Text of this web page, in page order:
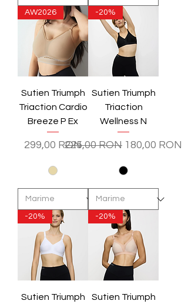
AW2026
Sutien Triumph
Triaction Cardio
Breeze P Ex
Preț
299,00 RON
-20%
Sutien Triumph
Triaction
Wellness N
Preț normal
225,00 RON Preț redus
180,00 RON
-20%
Sutien Triumph
-20%
Sutien Triumph